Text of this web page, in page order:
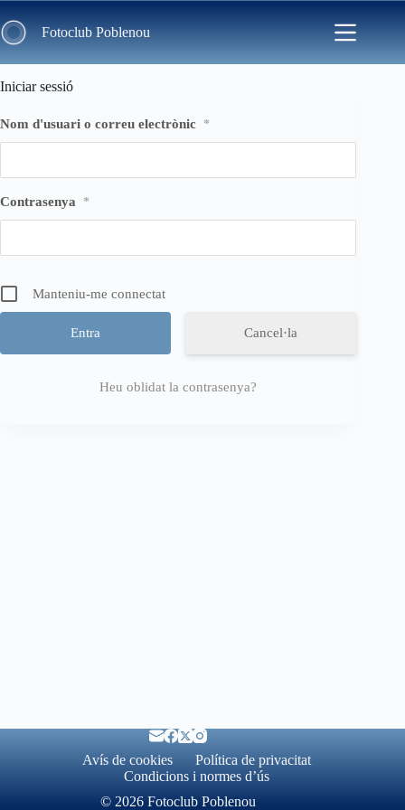
to
content Fotoclub Poblenou
Iniciar sessió
Nom d'usuari o correu electrònic *
Contrasenya *
Manteniu-me connectat
Cancel·la
Heu oblidat la contrasenya?
Avís de cookies
Política de privacitat
Condicions i normes d’ús
© 2026 Fotoclub Poblenou